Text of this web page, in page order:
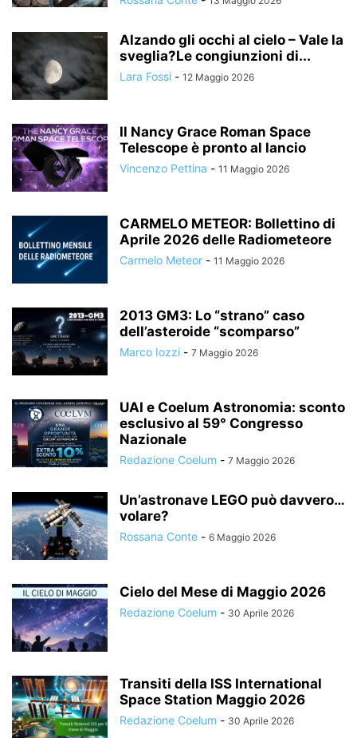
Alzando gli occhi al cielo – Vale la
sveglia?Le congiunzioni di...
Lara Fossi - 12 Maggio 2026
Il Nancy Grace Roman Space
Telescope è pronto al lancio
Vincenzo Pettina - 11 Maggio 2026
CARMELO METEOR: Bollettino di
Aprile 2026 delle Radiometeore
Carmelo Meteor - 11 Maggio 2026
2013 GM3: Lo “strano” caso
dell’asteroide “scomparso”
Marco Iozzi - 7 Maggio 2026
UAI e Coelum Astronomia: sconto
esclusivo al 59° Congresso
Nazionale
Redazione Coelum - 7 Maggio 2026
Un’astronave LEGO può davvero…
volare?
Rossana Conte - 6 Maggio 2026
Cielo del Mese di Maggio 2026
Redazione Coelum - 30 Aprile 2026
Transiti della ISS International
Space Station Maggio 2026
Redazione Coelum - 30 Aprile 2026